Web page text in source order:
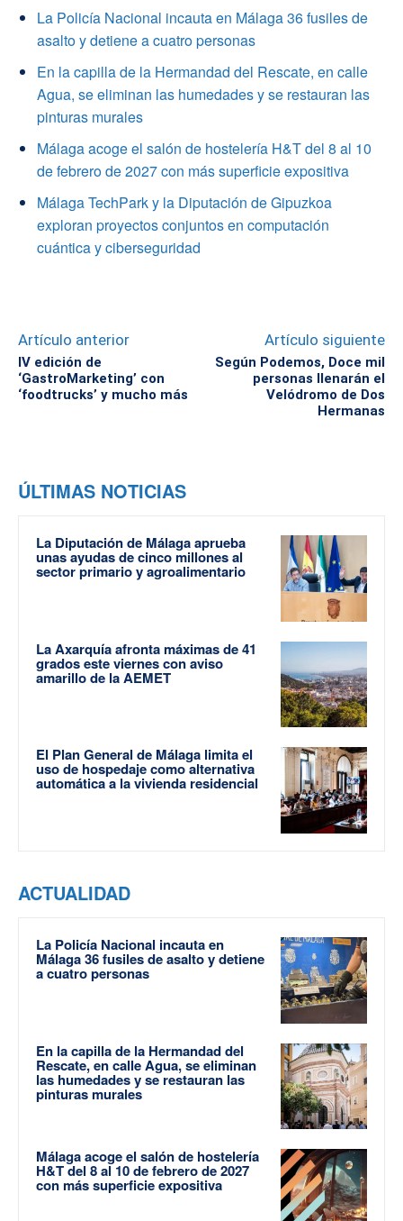
La Policía Nacional incauta en Málaga 36 fusiles de
asalto y detiene a cuatro personas
En la capilla de la Hermandad del Rescate, en calle
Agua, se eliminan las humedades y se restauran las
pinturas murales
Málaga acoge el salón de hostelería H&T del 8 al 10
de febrero de 2027 con más superficie expositiva
Málaga TechPark y la Diputación de Gipuzkoa
exploran proyectos conjuntos en computación
cuántica y ciberseguridad
Artículo anterior
IV edición de
‘GastroMarketing’ con
‘foodtrucks’ y mucho más
Artículo siguiente
Según Podemos, Doce mil
personas llenarán el
Velódromo de Dos
Hermanas
ÚLTIMAS NOTICIAS
La Diputación de Málaga aprueba
unas ayudas de cinco millones al
sector primario y agroalimentario
La Axarquía afronta máximas de 41
grados este viernes con aviso
amarillo de la AEMET
El Plan General de Málaga limita el
uso de hospedaje como alternativa
automática a la vivienda residencial
ACTUALIDAD
La Policía Nacional incauta en
Málaga 36 fusiles de asalto y detiene
a cuatro personas
En la capilla de la Hermandad del
Rescate, en calle Agua, se eliminan
las humedades y se restauran las
pinturas murales
Málaga acoge el salón de hostelería
H&T del 8 al 10 de febrero de 2027
con más superficie expositiva